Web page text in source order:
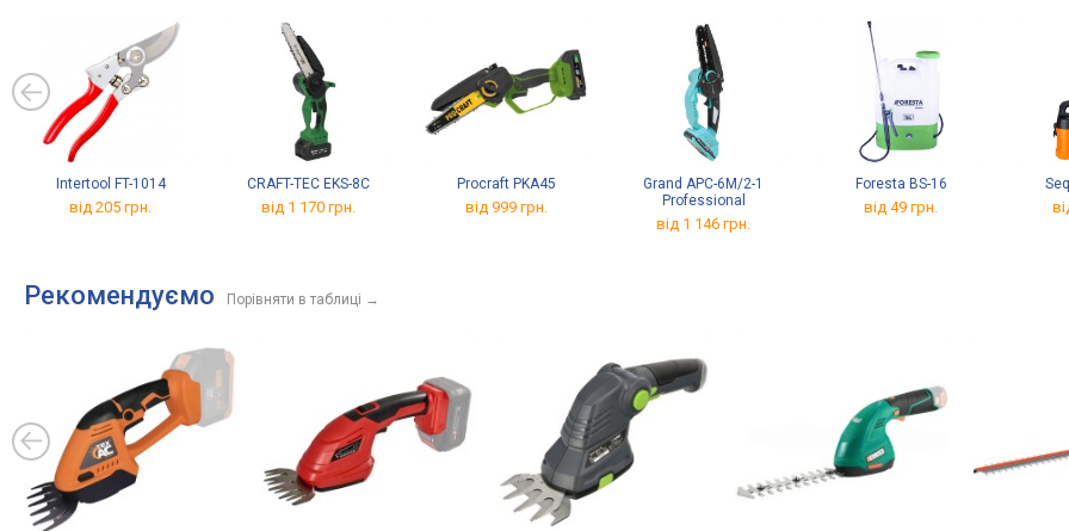
Intertool FT-1014
від 205 грн.
CRAFT-TEC EKS-8C
від 1 170 грн.
Procraft PKA45
від 999 грн.
Grand APC-6M/2-1
Professional
від 1 146 грн.
Foresta BS-16
від 49 грн.
Рекомендуємо Порівняти в таблиці →